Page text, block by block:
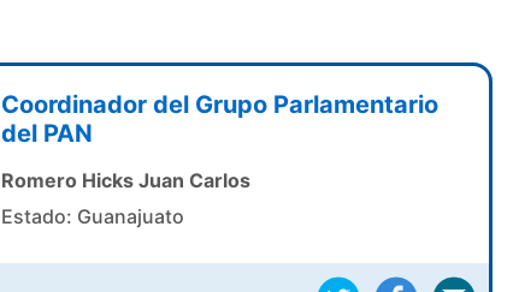
Coordinador del Grupo Parlamentario
del PAN
Romero Hicks Juan Carlos
Estado: Guanajuato